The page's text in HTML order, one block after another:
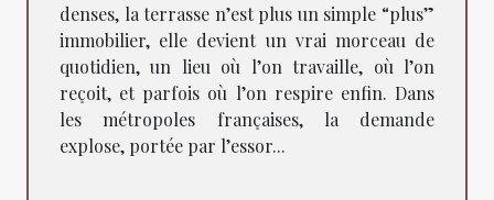
denses, la terrasse n’est plus un simple “plus”
immobilier, elle devient un vrai morceau de
quotidien, un lieu où l’on travaille, où l’on
reçoit, et parfois où l’on respire enfin. Dans
les métropoles françaises, la demande
explose, portée par l’essor...